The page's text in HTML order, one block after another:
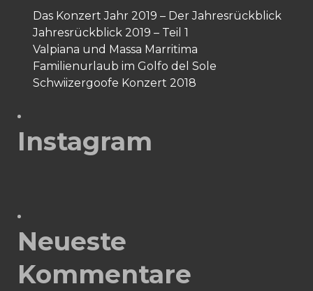
Das Konzert Jahr 2019 – Der Jahresrückblick
Jahresrückblick 2019 – Teil 1
Valpiana und Massa Marritima
Familienurlaub im Golfo del Sole
Schwiizergoofe Konzert 2018
Instagram
Neueste
Kommentare